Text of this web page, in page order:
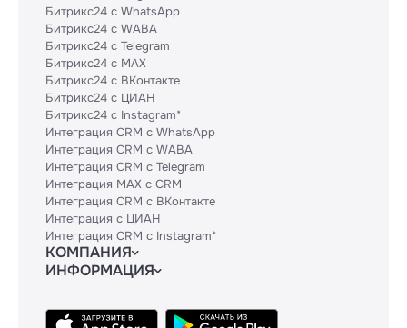
Битрикс24 с WhatsApp
Битрикс24 с WABA
Битрикс24 с Telegram
Битрикс24 с MAX
Битрикс24 с ВКонтакте
Битрикс24 с ЦИАН
Битрикс24 с Instagram*
Интеграция CRM с WhatsApp
Интеграция CRM с WABA
Интеграция CRM с Telegram
Интеграция MAX с CRM
Интеграция CRM с ВКонтакте
Интеграция с ЦИАН
Интеграция CRM с Instagram*
КОМПАНИЯ
Блог
Контакты
Политики и соглашения
ИНФОРМАЦИЯ
Техническим партнерам
Тарифы